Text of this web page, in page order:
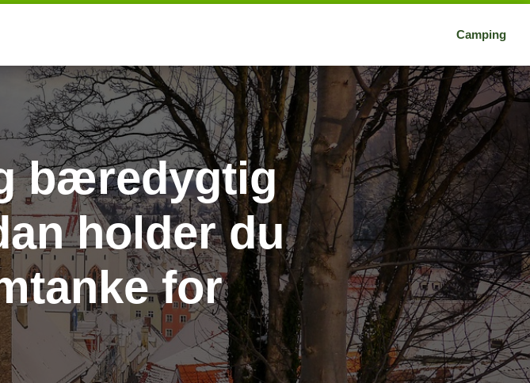
Camping
bæredygtig
holder du
for